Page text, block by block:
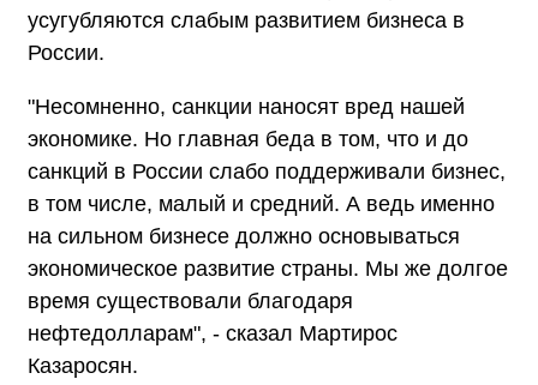
усугубляются слабым развитием бизнеса в
России.
"Несомненно, санкции наносят вред нашей
экономике. Но главная беда в том, что и до
санкций в России слабо поддерживали бизнес,
в том числе, малый и средний. А ведь именно
на сильном бизнесе должно основываться
экономическое развитие страны. Мы же долгое
время существовали благодаря
нефтедолларам", - сказал Мартирос
Казаросян.